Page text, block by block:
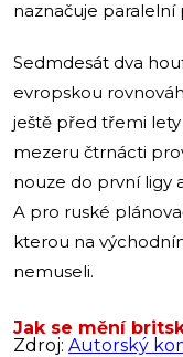
naznačuje paralelní
Sedmdesát dva
evropskou
ještě před třemi
mezeru čtrnácti
nouze do první ligy
A pro ruské
kterou na
nemuseli.
Jak se mění
Zdroj: Autorský